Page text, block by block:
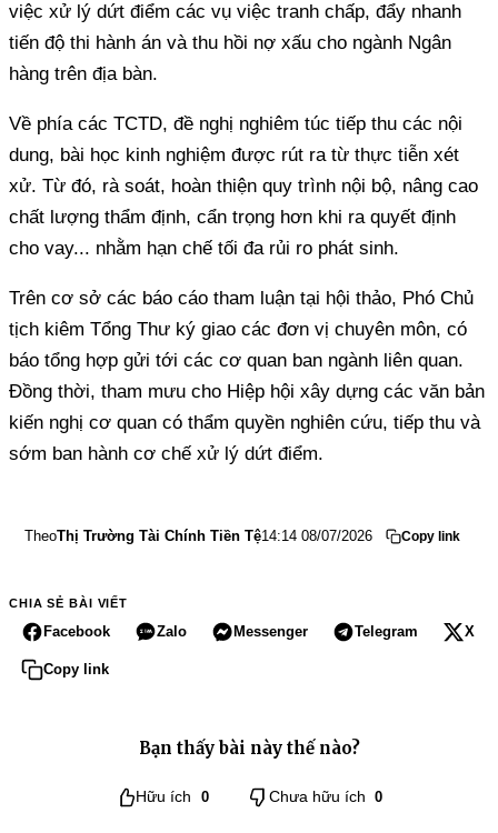
việc xử lý dứt điểm các vụ việc tranh chấp, đẩy nhanh
tiến độ thi hành án và thu hồi nợ xấu cho ngành Ngân
hàng trên địa bàn.
Về phía các TCTD, đề nghị nghiêm túc tiếp thu các nội
dung, bài học kinh nghiệm được rút ra từ thực tiễn xét
xử. Từ đó, rà soát, hoàn thiện quy trình nội bộ, nâng cao
chất lượng thẩm định, cẩn trọng hơn khi ra quyết định
cho vay... nhằm hạn chế tối đa rủi ro phát sinh.
Trên cơ sở các báo cáo tham luận tại hội thảo, Phó Chủ
tịch kiêm Tổng Thư ký giao các đơn vị chuyên môn, có
báo tổng hợp gửi tới các cơ quan ban ngành liên quan.
Đồng thời, tham mưu cho Hiệp hội xây dựng các văn bản
kiến nghị cơ quan có thẩm quyền nghiên cứu, tiếp thu và
sớm ban hành cơ chế xử lý dứt điểm.
TheoThị Trường Tài Chính Tiền Tệ14:14 08/07/2026 Copy link
CHIA SẺ BÀI VIẾT
Facebook Zalo Messenger Telegram X
Copy link
Bạn thấy bài này thế nào?
Hữu ích 0 Chưa hữu ích 0